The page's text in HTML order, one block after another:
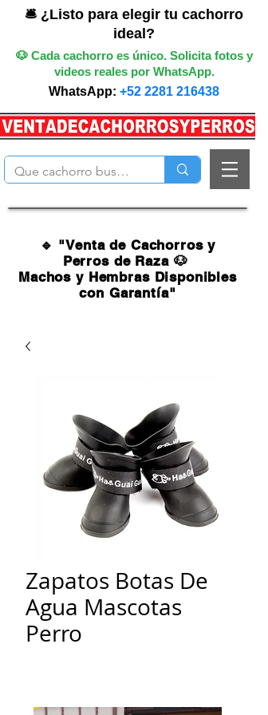
🛎️ ¿Listo para elegir tu cachorro
ideal?
🐶 Cada cachorro es único. Solicita fotos y
videos reales por WhatsApp.
WhatsApp: +52 2281 216438
🔹 "Venta de Cachorros y
Perros de Raza 🐶
Machos y Hembras Disponibles
con Garantía"
Zapatos Botas De
Agua Mascotas
Perro